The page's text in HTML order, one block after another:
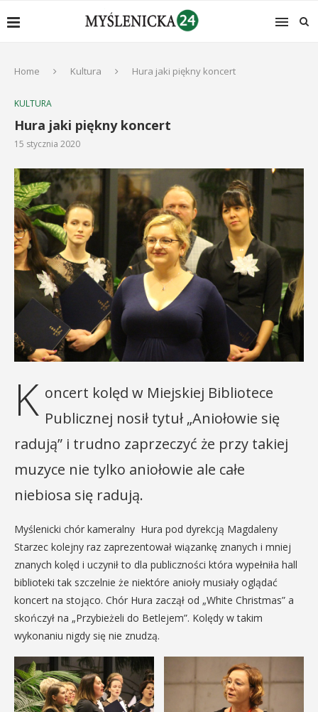
Home Kultura Hura jaki piękny koncert
KULTURA
Hura jaki piękny koncert
15 stycznia 2020
K oncert kolęd w Miejskiej Bibliotece
Publicznej nosił tytuł „Aniołowie się
radują” i trudno zaprzeczyć że przy takiej
muzyce nie tylko aniołowie ale całe
niebiosa się radują.
Myślenicki chór kameralny Hura pod dyrekcją Magdaleny
Starzec kolejny raz zaprezentował wiązankę znanych i mniej
znanych kolęd i uczynił to dla publiczności która wypełniła hall
biblioteki tak szczelnie że niektóre anioły musiały oglądać
koncert na stojąco. Chór Hura zaczął od „White Christmas” a
skończył na „Przybieżeli do Betlejem”. Kolędy w takim
wykonaniu nigdy się nie znudzą.